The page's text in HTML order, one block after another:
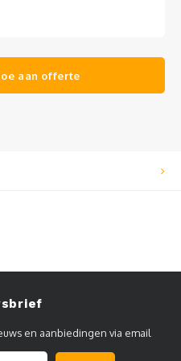
voetplaat
aan offerte
en aanbiedingen via email